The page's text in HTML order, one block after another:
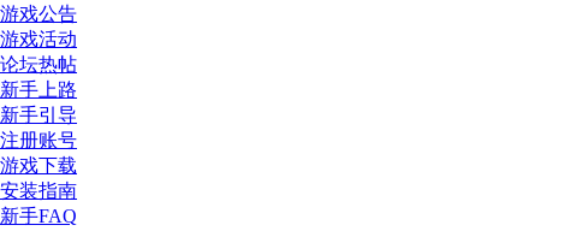
游戏公告
游戏活动
论坛热帖
新手上路
新手引导
注册账号
游戏下载
安装指南
新手FAQ